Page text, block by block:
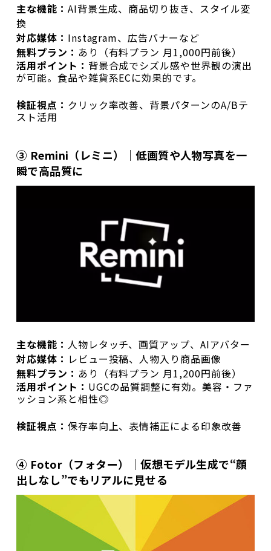
主な機能： AI背景生成、商品切り抜き、スタイル変
換
対応媒体： Instagram、広告バナーなど
無料プラン： あり（有料プラン 月1,000円前後）
活用ポイント： 背景合成でシズル感や世界観の演出
が可能。食品や雑貨系ECに効果的です。
検証視点： クリック率改善、背景パターンのA/Bテ
スト活用
③ Remini（レミニ）｜低画質や人物写真を一
瞬で高品質に
主な機能： 人物レタッチ、画質アップ、AIアバター
対応媒体： レビュー投稿、人物入り商品画像
無料プラン： あり（有料プラン 月1,200円前後）
活用ポイント： UGCの品質調整に有効。美容・ファ
ッション系と相性◎
検証視点： 保存率向上、表情補正による印象改善
④ Fotor（フォター）｜仮想モデル生成で“顔
出しなし”でもリアルに見せる